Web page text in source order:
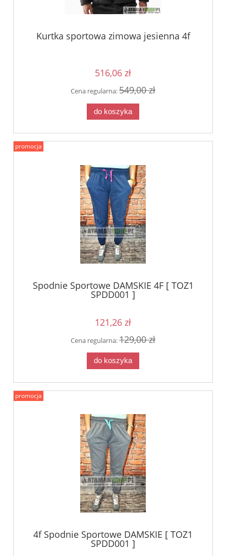
Kurtka sportowa zimowa jesienna 4f
516,06 zł
Cena regularna:549,00 zł
do koszyka
Spodnie Sportowe DAMSKIE 4F [ TOZ1
SPDD001 ]
121,26 zł
Cena regularna:129,00 zł
do koszyka
promocja
4f Spodnie Sportowe DAMSKIE [ TOZ1
SPDD001 ]
promocja